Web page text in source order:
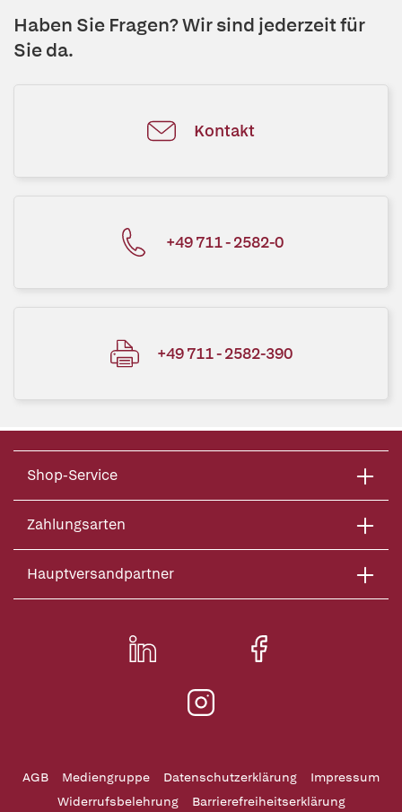
Haben Sie Fragen? Wir sind jederzeit für
Sie da.
Kontakt
+49 711 - 2582-0
+49 711 - 2582-390
Shop-Service
Zahlungsarten
Hauptversandpartner
AGB Mediengruppe Datenschutzerklärung
Impressum
Widerrufsbelehrung
Barrierefreiheitserklärung